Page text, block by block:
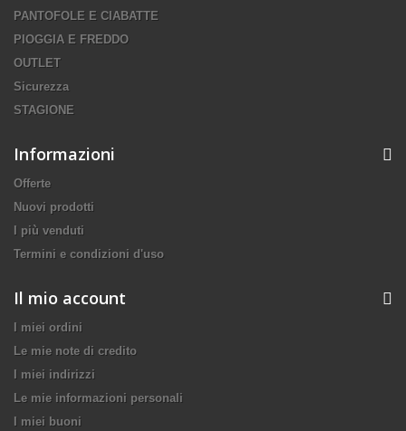
PANTOFOLE E CIABATTE
PIOGGIA E FREDDO
OUTLET
Sicurezza
STAGIONE
Informazioni
Offerte
Nuovi prodotti
I più venduti
Termini e condizioni d'uso
Il mio account
I miei ordini
Le mie note di credito
I miei indirizzi
Le mie informazioni personali
I miei buoni